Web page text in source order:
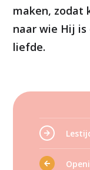
maken, zodat
naar wie Hij
liefde.